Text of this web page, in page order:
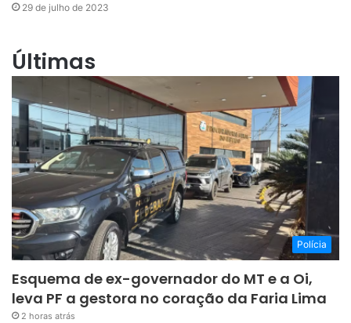
29 de julho de 2023
Últimas
Polícia
Esquema de ex-governador do MT e a Oi,
leva PF a gestora no coração da Faria Lima
2 horas atrás